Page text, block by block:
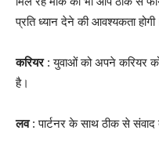
प्रति ध्यान देने की आवश्यकता
करियर : युवाओं को अपने करियर
है।
लव: पार्टनर के साथ ठीक से